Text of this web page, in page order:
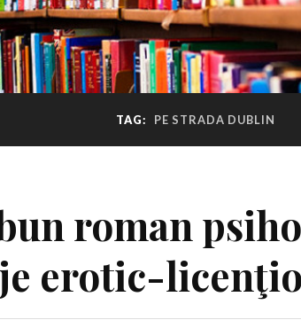
TAG: PE STRADA DUBLIN
roman
erotic-